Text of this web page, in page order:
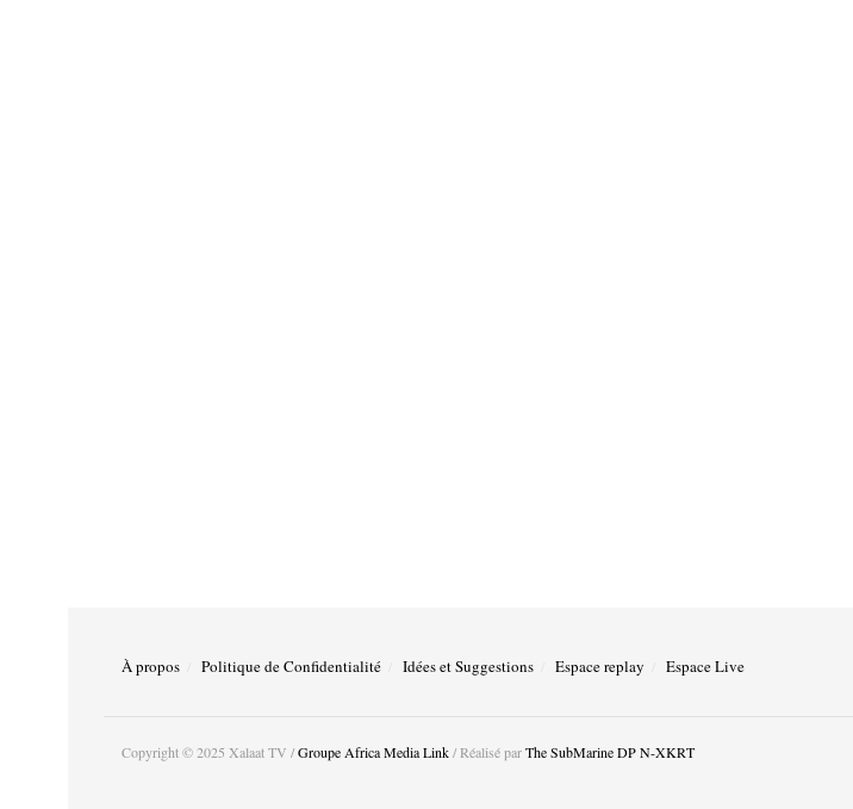
À propos Politique de Confidentialité Idées et Suggestions Espace replay Espace Live
Copyright © 2025 Xalaat TV /Groupe Africa Media Link/ Réalisé parThe SubMarine DP N-XKRT